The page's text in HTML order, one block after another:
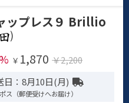
ップレス９ Brillio
)
￥ 1,870 ￥2,200
日：8月10日(月)
ス（郵便受けへお届け）